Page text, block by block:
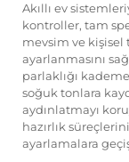
Akıllı ev
kontroller, tam
mevsim ve
ayarlanmasını
parlaklığı
soğuk tonlara
aydınlatmayı
hazırlık
ayarlamalara